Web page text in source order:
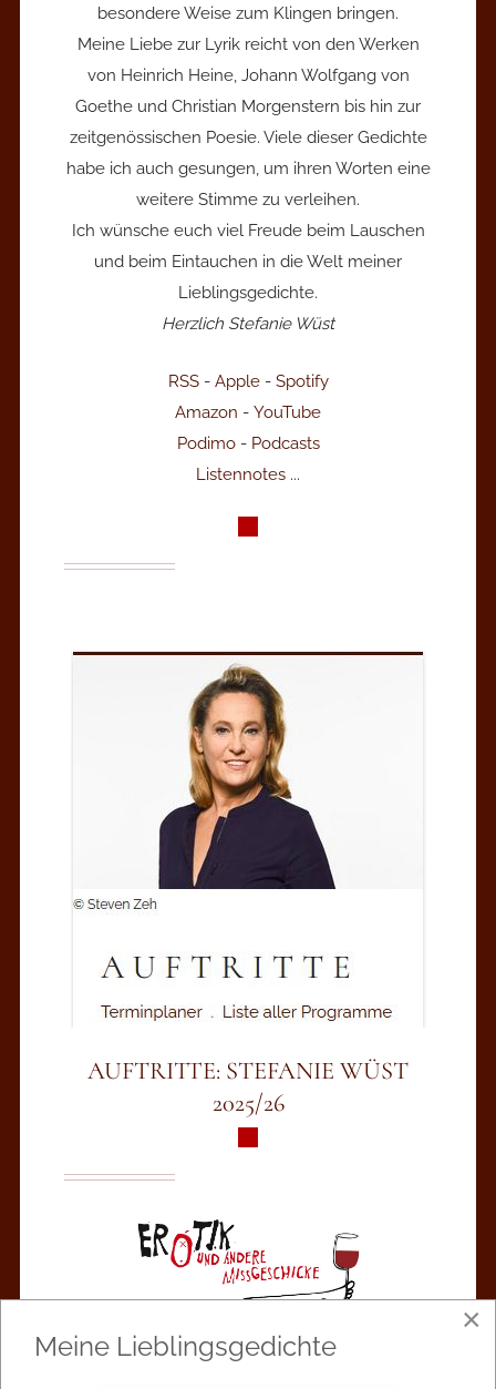
besondere Weise zum Klingen bringen.
Meine Liebe zur Lyrik reicht von den Werken
von Heinrich Heine, Johann Wolfgang von
Goethe und Christian Morgenstern bis hin zur
zeitgenössischen Poesie. Viele dieser Gedichte
habe ich auch gesungen, um ihren Worten eine
weitere Stimme zu verleihen.
Ich wünsche euch viel Freude beim Lauschen
und beim Eintauchen in die Welt meiner
Lieblingsgedichte.
Herzlich Stefanie Wüst
RSS- Apple- Spotify
Amazon - YouTube
Podimo- Podcasts
Listennotes ...
AUFTRITTE: STEFANIE WÜST
2025/26
×
Meine Lieblingsgedichte